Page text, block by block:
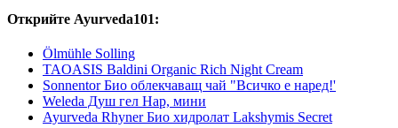
Открийте Ayurveda101:
Ölmühle Solling
TAOASIS Baldini Organic Rich Night Cream
Sonnentor Био облекчаващ чай "Всичко е наред!'
Weleda Душ гел Нар, мини
Ayurveda Rhyner Био хидролат Lakshymis Secret